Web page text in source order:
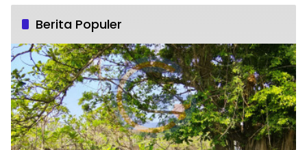
Berita Populer